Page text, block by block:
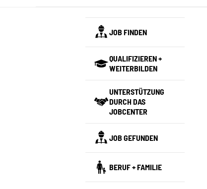
JOB FINDEN
QUALIFIZIEREN +
WEITERBILDEN
UNTERSTÜTZUNG
DURCH DAS
JOBCENTER
JOB GEFUNDEN
BERUF + FAMILIE